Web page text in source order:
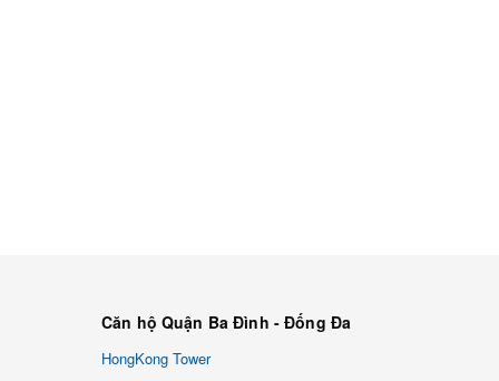
Căn hộ Quận Ba Đình - Đống Đa
HongKong Tower